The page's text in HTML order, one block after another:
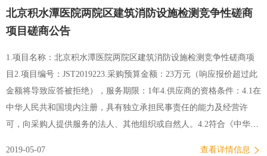
评估师遵守相关法律､法规，对资产评估对象在评估基准日特定目的下
的价值进行分析､估算并发表专业意见｡为甲方提供相关资产评估的政
策、法律、财务的建议和咨询等；3.资产评估公司应向北京积水潭医
院提供优质服务｡除按合同约定的服务内容外，对北京积水潭医院要求
的临时任务，应尽力提供协助或服务，如无条件配合有关部门对评估
报告以及评估有关的检查､审计等工作｡4、办理双方商定的其他资产…
北京积水潭医院两院区建筑消防设施检测竞争性磋商
项目磋商公告
1.项目名称：北京积水潭医院两院区建筑消防设施检测竞争性磋商项
目2.项目编号：JST2019223.采购预算金额：23万元（响应报价超过此
金额将导致应答被拒绝），服务期限：1年4.供应商的资格条件：4.1在
中华人民共和国境内注册，具有独立承担民事责任的能力及经营许
可，向采购人提供服务的法人、其他组织或自然人。4.2符合《中华人
2019-05-07 查看详情信息